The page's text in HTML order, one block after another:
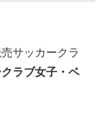
サッカークラ
ラブ女子・ベ